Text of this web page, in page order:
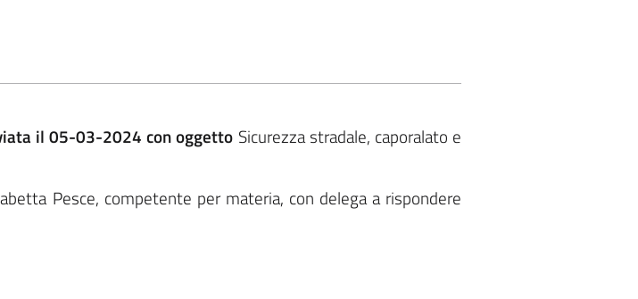
il 05-03-2024 con oggetto Sicurezza stradale, caporalato e
Pesce, competente per materia, con delega a rispondere